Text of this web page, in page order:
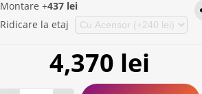
Montare +437 lei
Ridicare la etaj
4,370 lei